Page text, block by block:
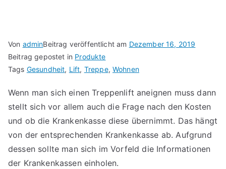
Von adminBeitrag veröffentlicht am Dezember 16, 2019
Beitrag gepostet in Produkte
Tags Gesundheit, Lift, Treppe,Wohnen
Wenn man sich einen Treppenlift aneignen muss dann
stellt sich vor allem auch die Frage nach den Kosten
und ob die Krankenkasse diese übernimmt. Das hängt
von der entsprechenden Krankenkasse ab. Aufgrund
dessen sollte man sich im Vorfeld die Informationen
der Krankenkassen einholen.